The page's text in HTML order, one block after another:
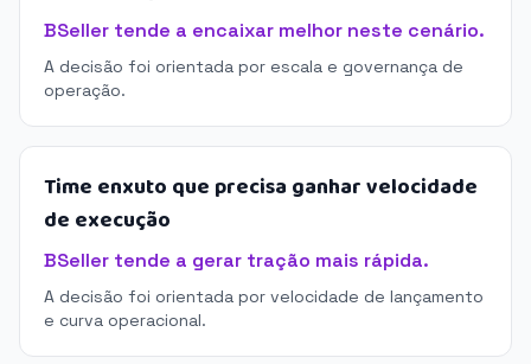
BSeller tende a encaixar melhor neste cenário.
A decisão foi orientada por escala e governança de
operação.
Time enxuto que precisa ganhar velocidade
de execução
BSeller tende a gerar tração mais rápida.
A decisão foi orientada por velocidade de lançamento
e curva operacional.